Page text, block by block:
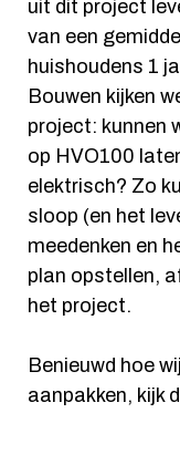
uit dit project
van een
huishoudens 1
Bouwen kijken
project: kunnen
op HVO100
elektrisch? Zo
sloop (en het
meedenken en
plan opstellen,
het project.
Benieuwd hoe
aanpakken, kijk